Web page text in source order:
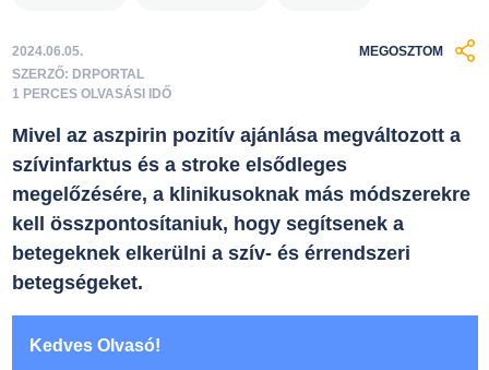
2024.06.05.
SZERZŐ: DRPORTAL
1 PERCES OLVASÁSI IDŐ
MEGOSZTOM
Mivel az aszpirin pozitív ajánlása megváltozott a
szívinfarktus és a stroke elsődleges
megelőzésére, a klinikusoknak más módszerekre
kell összpontosítaniuk, hogy segítsenek a
betegeknek elkerülni a szív- és érrendszeri
betegségeket.
Kedves Olvasó!